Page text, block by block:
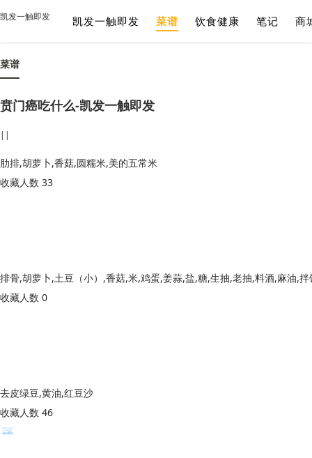
凯发一触即发 凯发一触即发 菜谱 饮食健康 笔记 商
菜谱
贲门癌吃什么-凯发一触即发
||
肋排,胡萝卜,香菇,圆糯米,美的五常米
收藏人数 33
排骨,胡萝卜,土豆（小）,香菇,米,鸡蛋,姜蒜,盐,糖,生抽,老抽,料酒,麻油,拌
收藏人数 0
去皮绿豆,黄油,红豆沙
收藏人数 46